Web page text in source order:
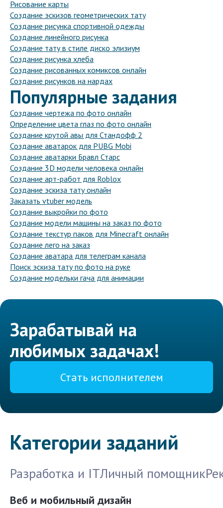
Рисование карты
Создание эскизов геометрических тату
Создание рисунка спортивной одежды
Создание линейного рисунка
Создание тату в стиле диско элизиум
Создание рисунка хлеба
Создание рисованных комиксов онлайн
Создание рисунков на нардах
Популярные задания
Создание чертежа по фото онлайн
Определение цвета глаз по фото онлайн
Создание крутой авы для Стандофф 2
Создание аватарок для PUBG Mobi
Создание аватарки Бравл Старс
Создание 3D модели человека онлайн
Создание арт-работ для Roblox
Создание эскиза тату онлайн
Заказать vtuber модель
Создание выкройки по фото
Создание модели машины на заказ по фото
Создание текстур паков для Minecraft онлайн
Создание лего на заказ
Создание аватара для телеграм канала
Поиск эскиза тату по фото на руке
Создание модельки гача для анимации
Зарабатывай на
любимых задачах!
Стать исполнителем
Категории заданий
Разработка и ITЛичный помощник
Веб и мобильный дизайн